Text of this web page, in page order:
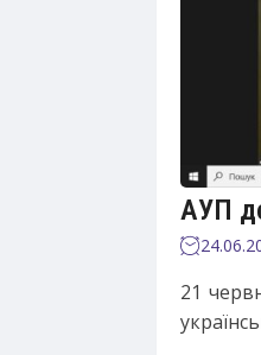
АУП
21